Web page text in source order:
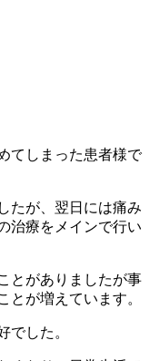
てしまった患者様で
たが、翌日には痛み
治療をメインで行い
とがありましたが事
とが増えています。
でした。